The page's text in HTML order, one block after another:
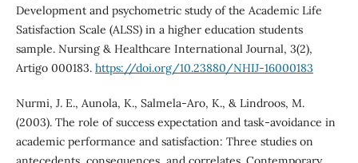
Development and psychometric study of the Academic Life
Satisfaction Scale (ALSS) in a higher education students
sample. Nursing & Healthcare International Journal, 3(2),
Artigo 000183. https://doi.org/10.23880/NHIJ-16000183
Nurmi, J. E., Aunola, K., Salmela-Aro, K., & Lindroos, M.
(2003). The role of success expectation and task-avoidance in
academic performance and satisfaction: Three studies on